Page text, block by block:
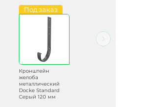
Под заказ
Кронштейн
желоба
металлический
Docke Standard
Серый 120 мм